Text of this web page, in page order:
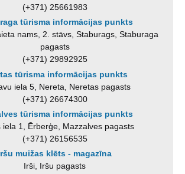
(+371) 25661983
tūrisma informācijas punkts
nams, 2. stāvs, Staburags, Staburaga
pagasts
(+371) 29892925
tūrisma informācijas punkts
iela 5, Nereta, Neretas pagasts
(+371) 26674300
tūrisma informācijas punkts
iela 1, Ērberģe, Mazzalves pagasts
(+371) 26156535
muižas klēts - magazīna
Irši, Iršu pagasts